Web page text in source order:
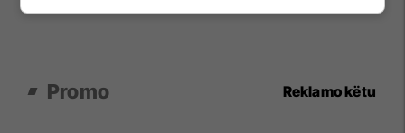
Promo Reklamo këtu